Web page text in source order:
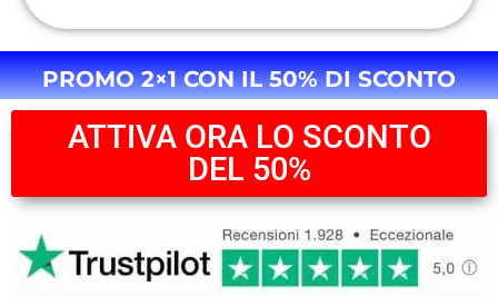
PROMO 2×1 CON IL 50% DI SCONTO
ATTIVA ORA LO SCONTO
DEL 50%